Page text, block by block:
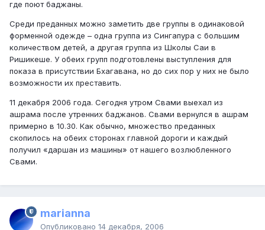
где поют баджаны.
Среди преданных можно заметить две группы в одинаковой
форменной одежде – одна группа из Сингапура с большим
количеством детей, а другая группа из Школы Саи в
Ришикеше. У обеих групп подготовлены выступления для
показа в присутствии Бхагавана, но до сих пор у них не было
возможности их преставить.
11 декабря 2006 года. Сегодня утром Свами выехал из
ашрама после утренних баджанов. Свами вернулся в ашрам
примерно в 10.30. Как обычно, множество преданных
скопилось на обеих сторонах главной дороги и каждый
получил «даршан из машины» от нашего возлюбленного
Свами.
marianna
Опубликовано 14 декабря, 2006